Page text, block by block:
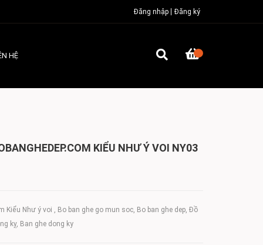
Đăng nhập Đăng ký
HỆ
KIỂU NHƯ Ý VOI NY03
Kiểu Như ý voi , Bo ban ghe go mun soc, Bo ban ghe dep, Đồ
kỵ, Ban ghe dong ky